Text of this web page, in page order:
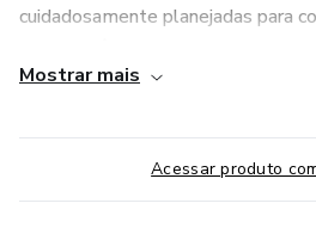
cuidadosamente planejadas para
conquistar uma renda extra ou até
### O Que Você Vai Aprender:
Mostrar mais
Acessar produto